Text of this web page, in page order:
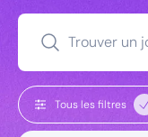
Trouver un
Tous les filtres